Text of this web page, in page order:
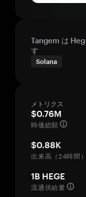
Tangem は
す
Solana
メトリクス
$0.76M
時価総額
$0.88K
出来高（24時間）
1B HEGE
流通供給量